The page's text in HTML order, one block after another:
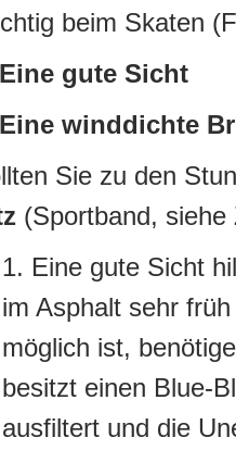
beim Skaten
gute Sicht
winddichte
Sie zu den
(Sportband,
1. Eine gute Sicht
im Asphalt sehr
möglich ist,
besitzt einen Blue-
ausfiltert und die